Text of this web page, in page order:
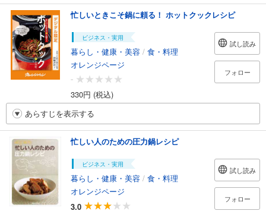
忙しいときこそ鍋に頼る！ ホットクックレシピ
ビジネス・実用
暮らし・健康・美容 / 食・料理
オレンジページ
-
330円 (税込)
試し読み
フォロー
あらすじを表示する
忙しい人のための圧力鍋レシピ
ビジネス・実用
暮らし・健康・美容 / 食・料理
オレンジページ
3.0
試し読み
フォロー